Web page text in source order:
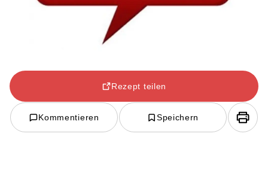
Rezept teilen
Kommentieren Speichern